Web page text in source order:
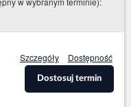
Szczegóły Dostępność
Dostosuj termin